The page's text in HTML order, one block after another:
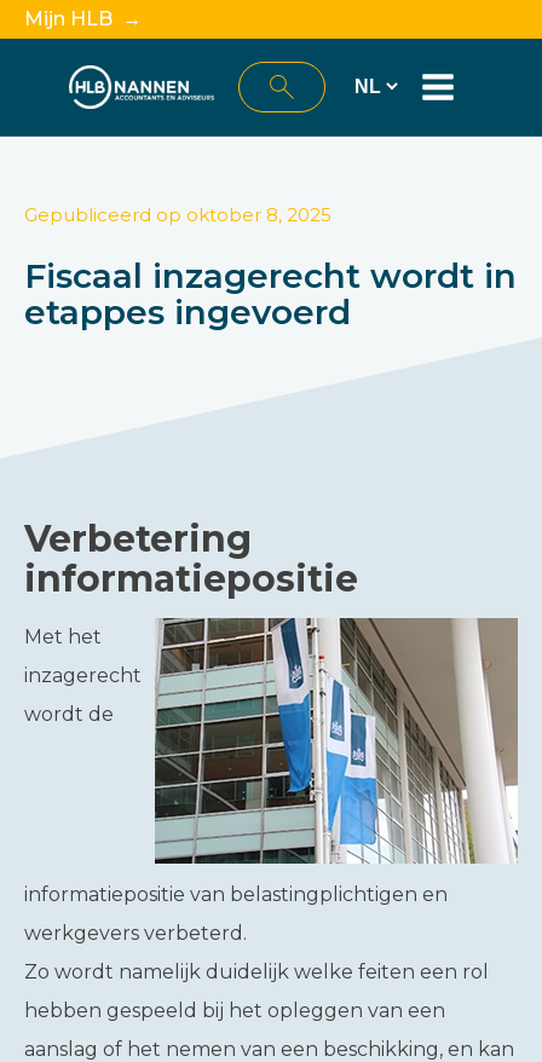
Mijn HLB →
Gepubliceerd op oktober 8, 2025
Fiscaal inzagerecht wordt in
etappes ingevoerd
Verbetering
informatiepositie
Met het
inzagerecht
wordt de
informatiepositie van belastingplichtigen en
werkgevers verbeterd.
Zo wordt namelijk duidelijk welke feiten een rol
hebben gespeeld bij het opleggen van een
aanslag of het nemen van een beschikking, en kan